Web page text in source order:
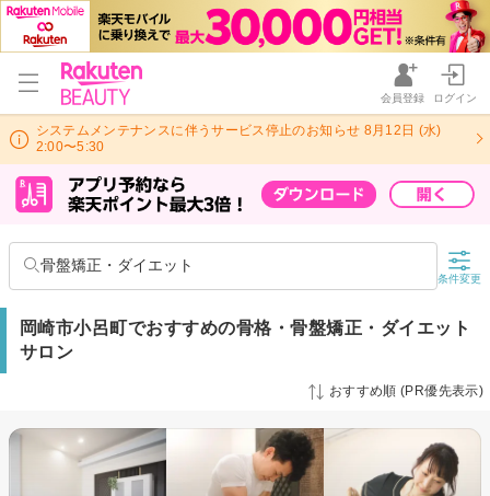
会員登録 ログイン
システムメンテナンスに伴うサービス停止のお知らせ 8月12日 (水)
2:00〜5:30
骨盤矯正・ダイエット
条件変更
岡崎市小呂町でおすすめの骨格・骨盤矯正・ダイエット
サロン
おすすめ順 (PR優先表示)